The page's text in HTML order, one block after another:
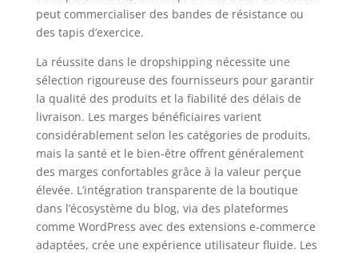
peut commercialiser des bandes de résistance ou
des tapis d’exercice.
La réussite dans le dropshipping nécessite une
sélection rigoureuse des fournisseurs pour garantir
la qualité des produits et la fiabilité des délais de
livraison. Les marges bénéficiaires varient
considérablement selon les catégories de produits,
mais la santé et le bien-être offrent généralement
des marges confortables grâce à la valeur perçue
élevée. L’intégration transparente de la boutique
dans l’écosystème du blog, via des plateformes
comme WordPress avec des extensions e-commerce
adaptées, crée une expérience utilisateur fluide. Les